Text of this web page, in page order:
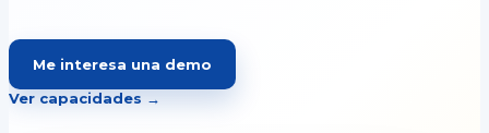
Me interesa una demo
Ver capacidades →